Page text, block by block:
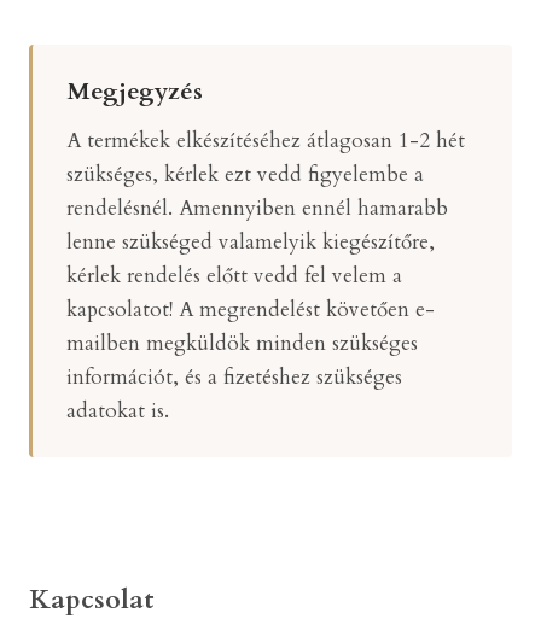
Megjegyzés
A termékek elkészítéséhez átlagosan 1-2 hét
szükséges, kérlek ezt vedd figyelembe a
rendelésnél. Amennyiben ennél hamarabb
lenne szükséged valamelyik kiegészítőre,
kérlek rendelés előtt vedd fel velem a
kapcsolatot! A megrendelést követően e-
mailben megküldök minden szükséges
információt, és a fizetéshez szükséges
adatokat is.
Kapcsolat